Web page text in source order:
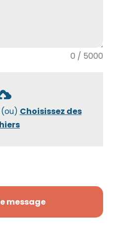
0 / 5000
Choisissez des
message